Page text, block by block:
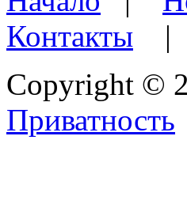
Контакты |
Copyright ©
Приватность